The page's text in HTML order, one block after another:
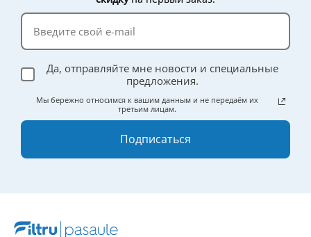
эффективности.
Да, отправляйте мне новости и специальные
предложения.
Мы бережно относимся к вашим данным и не передаём их
третьим лицам.
Подписаться